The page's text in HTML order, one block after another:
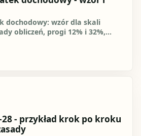
dochodowy: wzór dla skali
obliczeń, progi 12% i 32%,
28 - przykład krok po kroku